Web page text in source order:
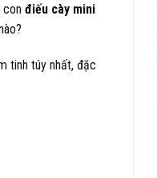
con điếu cày mini
tinh túy nhất, đặc